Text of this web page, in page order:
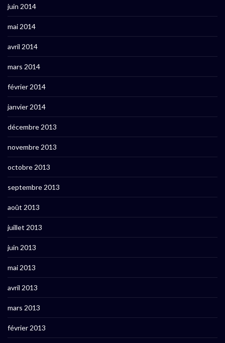
juin 2014
mai 2014
avril 2014
mars 2014
février 2014
janvier 2014
décembre 2013
novembre 2013
octobre 2013
septembre 2013
août 2013
juillet 2013
juin 2013
mai 2013
avril 2013
mars 2013
février 2013